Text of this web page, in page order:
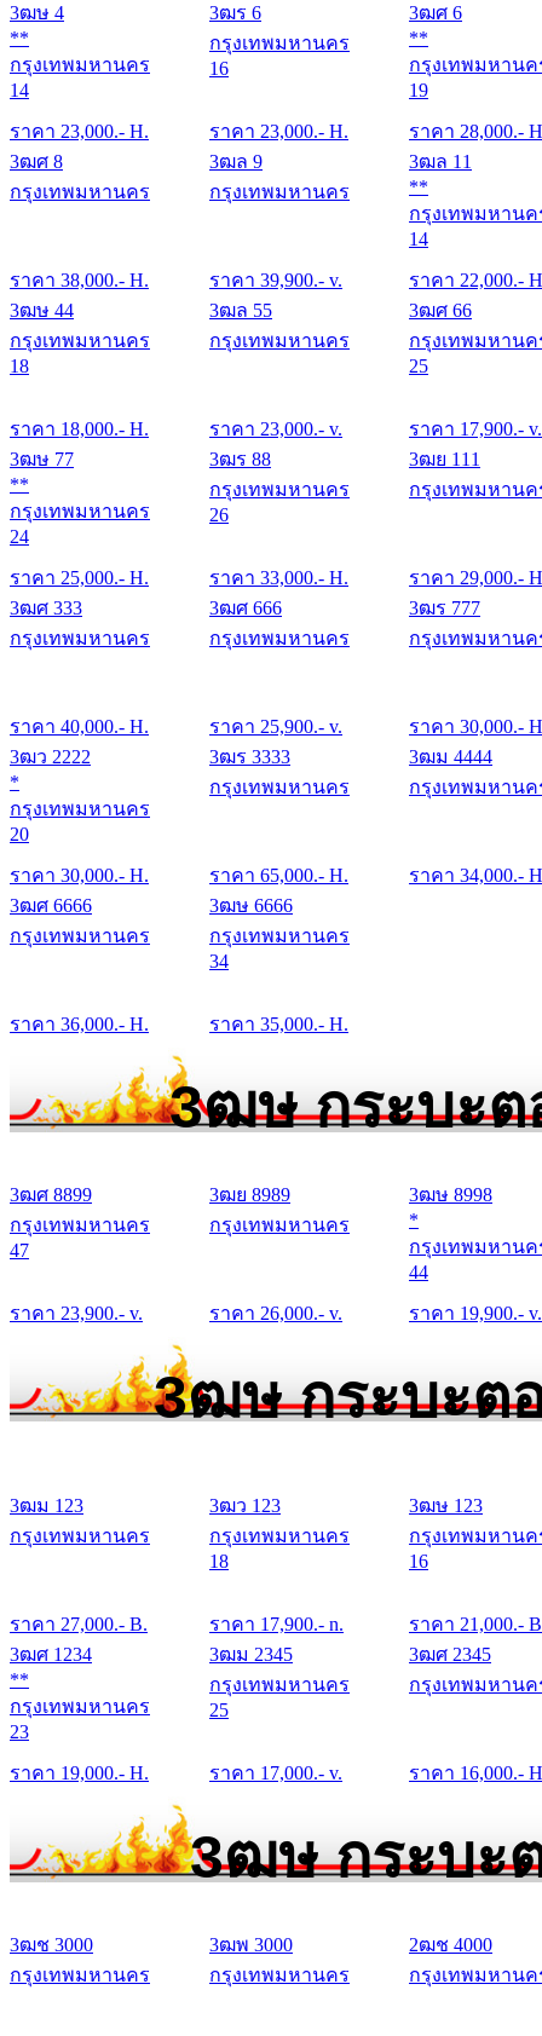
3ฒษ 4
**
กรุงเทพมหานคร
14
ราคา 23,000.- H.
3ฒร 6
กรุงเทพมหานคร
16
ราคา 23,000.- H.
3ฒศ 6
**
กรุงเทพมหานค
19
ราคา 28,000.-
3ฒศ 8
กรุงเทพมหานคร
ราคา 38,000.- H.
3ฒล 9
กรุงเทพมหานคร
ราคา 39,900.- v.
3ฒล 11
**
กรุงเทพมหานค
14
ราคา 22,000.-
3ฒษ 44
กรุงเทพมหานคร
18
ราคา 18,000.- H.
3ฒล 55
กรุงเทพมหานคร
ราคา 23,000.- v.
3ฒศ 66
กรุงเทพมหานค
25
ราคา 17,900.- v.
3ฒษ 77
**
กรุงเทพมหานคร
24
ราคา 25,000.- H.
3ฒร 88
กรุงเทพมหานคร
26
ราคา 33,000.- H.
3ฒย 111
กรุงเทพมหานค
ราคา 29,000.-
3ฒศ 333
กรุงเทพมหานคร
ราคา 40,000.- H.
3ฒศ 666
กรุงเทพมหานคร
ราคา 25,900.- v.
3ฒร 777
กรุงเทพมหานค
ราคา 30,000.-
3ฒว 2222
*
กรุงเทพมหานคร
20
ราคา 30,000.- H.
3ฒร 3333
กรุงเทพมหานคร
ราคา 65,000.- H.
3ฒม 4444
กรุงเทพมหานค
ราคา 34,000.-
3ฒศ 6666
กรุงเทพมหานคร
ราคา 36,000.- H.
3ฒษ 6666
กรุงเทพมหานคร
34
ราคา 35,000.- H.
3ฒษ กระบะต
3ฒศ 8899
กรุงเทพมหานคร
47
ราคา 23,900.- v.
3ฒย 8989
กรุงเทพมหานคร
ราคา 26,000.- v.
3ฒษ 8998
*
กรุงเทพมหานค
44
ราคา 19,900.- v.
3ฒษ กระบะต
3ฒม 123
กรุงเทพมหานคร
ราคา 27,000.- B.
3ฒว 123
กรุงเทพมหานคร
18
ราคา 17,900.- n.
3ฒษ 123
กรุงเทพมหานค
16
ราคา 21,000.-
3ฒศ 1234
**
กรุงเทพมหานคร
23
ราคา 19,000.- H.
3ฒม 2345
กรุงเทพมหานคร
25
ราคา 17,000.- v.
3ฒศ 2345
กรุงเทพมหานค
ราคา 16,000.-
3ฒษ กระบะ
3ฒช 3000
กรุงเทพมหานคร
3ฒพ 3000
กรุงเทพมหานคร
2ฒช 4000
กรุงเทพมหานค